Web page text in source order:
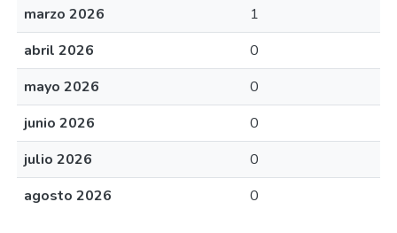
marzo 2026
1
abril 2026
0
mayo 2026
0
junio 2026
0
julio 2026
0
agosto 2026
0